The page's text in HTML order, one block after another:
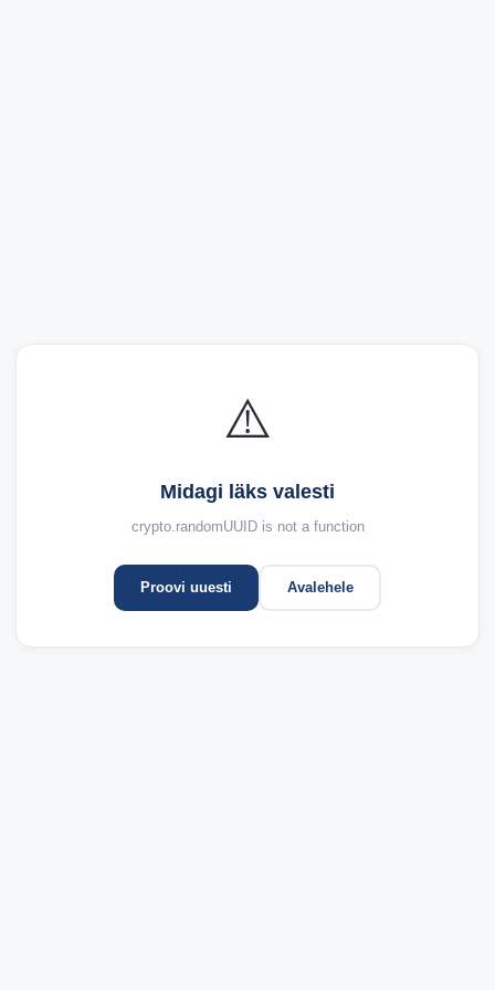
⚠️
Midagi läks valesti
crypto.randomUUID is not a function
Proovi uuesti Avalehele